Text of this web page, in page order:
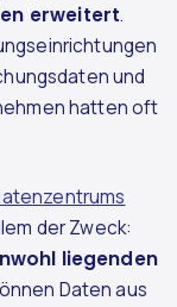
erweitert.
und
hatten oft
der Zweck:
liegenden
Daten aus